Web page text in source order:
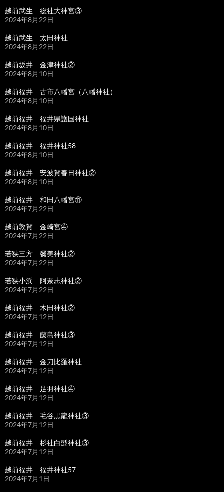
越前武生 総社大神宮③
2024年8月22日
越前武生 太田神社
2024年8月22日
越前坂井 金津神社②
2024年8月10日
越前福井 古市八幡宮（八幡神社）
2024年8月10日
越前福井 福井県護国神社
2024年8月10日
越前福井 福井神社58
2024年8月10日
越前福井 安波賀春日神社②
2024年8月10日
越前福井 和田八幡宮⑪
2024年7月22日
越前敦賀 金崎宮④
2024年7月22日
若狭三方 彌美神社②
2024年7月22日
若狭小浜 阿奈志神社②
2024年7月22日
越前福井 木田神社②
2024年7月12日
越前福井 藤島神社③
2024年7月12日
越前福井 金刀比羅神社
2024年7月12日
越前福井 足羽神社④
2024年7月12日
越前福井 毛谷黒龍神社③
2024年7月12日
越前福井 杉社白髭神社③
2024年7月12日
越前福井 福井神社57
2024年7月1日